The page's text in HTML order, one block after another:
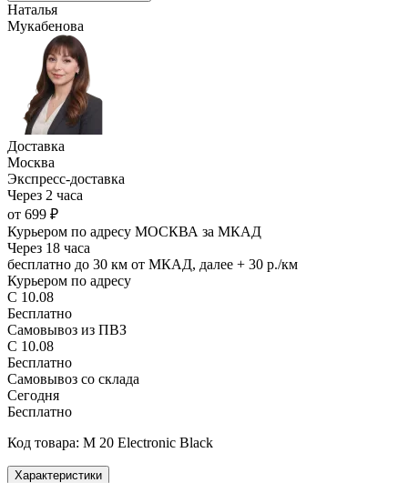
Наталья
Мукабенова
Доставка
Москва
Экспресс-доставка
Через 2 часа
от 699 ₽
Курьером по адресу МОСКВА за МКАД
Через 18 часа
бесплатно до 30 км от МКАД, далее + 30 р./км
Курьером по адресу
С 10.08
Бесплатно
Самовывоз из ПВЗ
С 10.08
Бесплатно
Самовывоз со склада
Сегодня
Бесплатно
Код товара: M 20 Electronic Black
Характеристики